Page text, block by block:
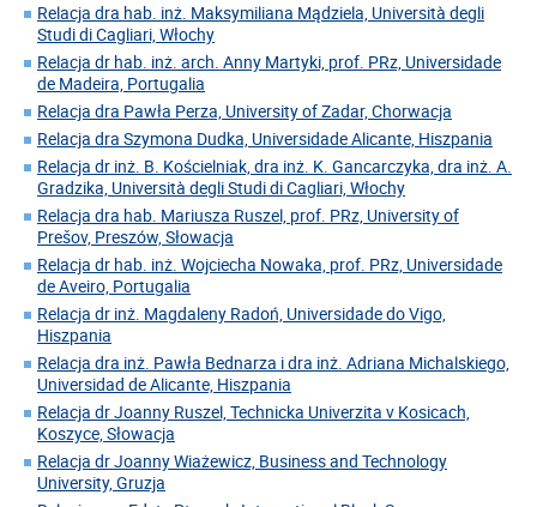
Relacja dra hab. inż. Maksymiliana Mądziela, Università degli
Studi di Cagliari, Włochy
Relacja dr hab. inż. arch. Anny Martyki, prof. PRz, Universidade
de Madeira, Portugalia
Relacja dra Pawła Perza, University of Zadar, Chorwacja
Relacja dra Szymona Dudka, Universidade Alicante, Hiszpania
Relacja dr inż. B. Kościelniak, dra inż. K. Gancarczyka, dra inż. A.
Gradzika, Università degli Studi di Cagliari, Włochy
Relacja dra hab. Mariusza Ruszel, prof. PRz, University of
Prešov, Preszów, Słowacja
Relacja dr hab. inż. Wojciecha Nowaka, prof. PRz, Universidade
de Aveiro, Portugalia
Relacja dr inż. Magdaleny Radoń, Universidade do Vigo,
Hiszpania
Relacja dra inż. Pawła Bednarza i dra inż. Adriana Michalskiego,
Universidad de Alicante, Hiszpania
Relacja dr Joanny Ruszel, Technicka Univerzita v Kosicach,
Koszyce, Słowacja
Relacja dr Joanny Wiażewicz, Business and Technology
University, Gruzja